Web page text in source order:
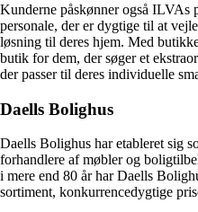
Kunderne påskønner også ILVAs
personale, der er dygtige til at
løsning til deres hjem. Med
butik for dem, der søger et
der passer til deres individuelle
Daells Bolighus
Daells Bolighus har etableret sig
forhandlere af møbler og
i mere end 80 år har Daells
sortiment, konkurrencedygtige